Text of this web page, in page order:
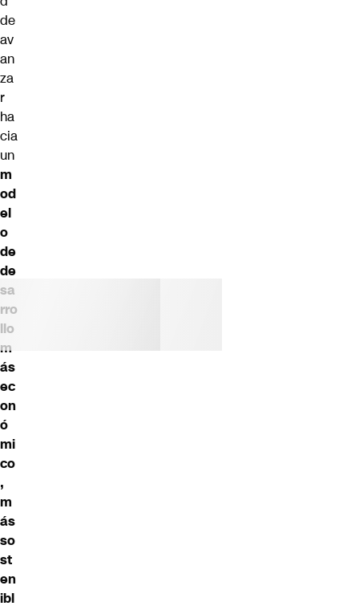
de
av
an
za
r
ha
cia
un
m
od
el
o
de
de
sa
rro
llo
m
ás
ec
on
ó
mi
co
,
m
ás
so
st
en
ibl